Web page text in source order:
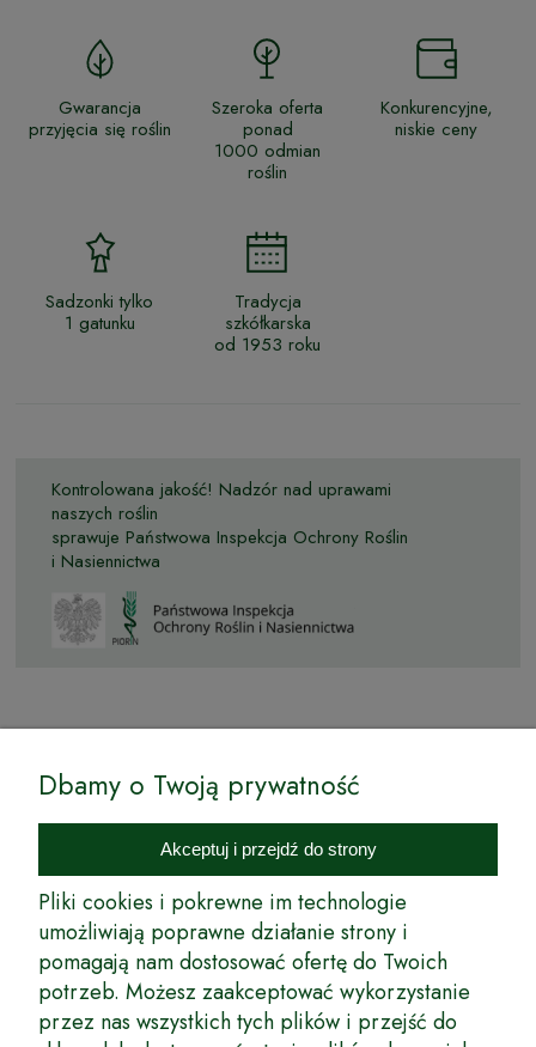
Gwarancja
przyjęcia się roślin
Szeroka oferta
ponad
1000 odmian
roślin
Konkurencyjne,
niskie ceny
Sadzonki tylko
1 gatunku
Tradycja
szkółkarska
od 1953 roku
Kontrolowana jakość! Nadzór nad uprawami
naszych roślin
sprawuje Państwowa Inspekcja Ochrony Roślin
i Nasiennictwa
Internetowy Sklep Ogrodniczy Podkarpackie Sady to inicjatywa
podkarpackich szkółkarzy, której zamierzeniem jest wprowadzenie na
rynek wysokiej jakości drzewek owocowych, drzewek ozdobnych oraz
innych produktów pozwalających na uprawianie zarówno małych, jak
i dużych sadów oraz ogrodów.
Wspólnie stworzyliśmy dla Państwa kompleksową ofertę - wspaniałe
produkty, dary ziemi ze szkółek drzewek ozdobnych i owocowych,
których tradycje sięgają roku 1953. Drzewka produkowane są
z najwyższą starannością przez trzecie pokolenie plantatorów.
Dbamy o Twoją prywatność
Akceptuj i przejdź do strony
Pliki cookies i pokrewne im technologie
umożliwiają poprawne działanie strony i
pomagają nam dostosować ofertę do Twoich
potrzeb. Możesz zaakceptować wykorzystanie
przez nas wszystkich tych plików i przejść do